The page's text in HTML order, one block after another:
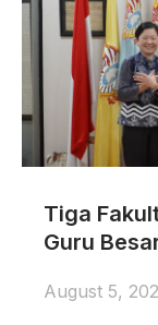
Tiga
Guru
August 5,